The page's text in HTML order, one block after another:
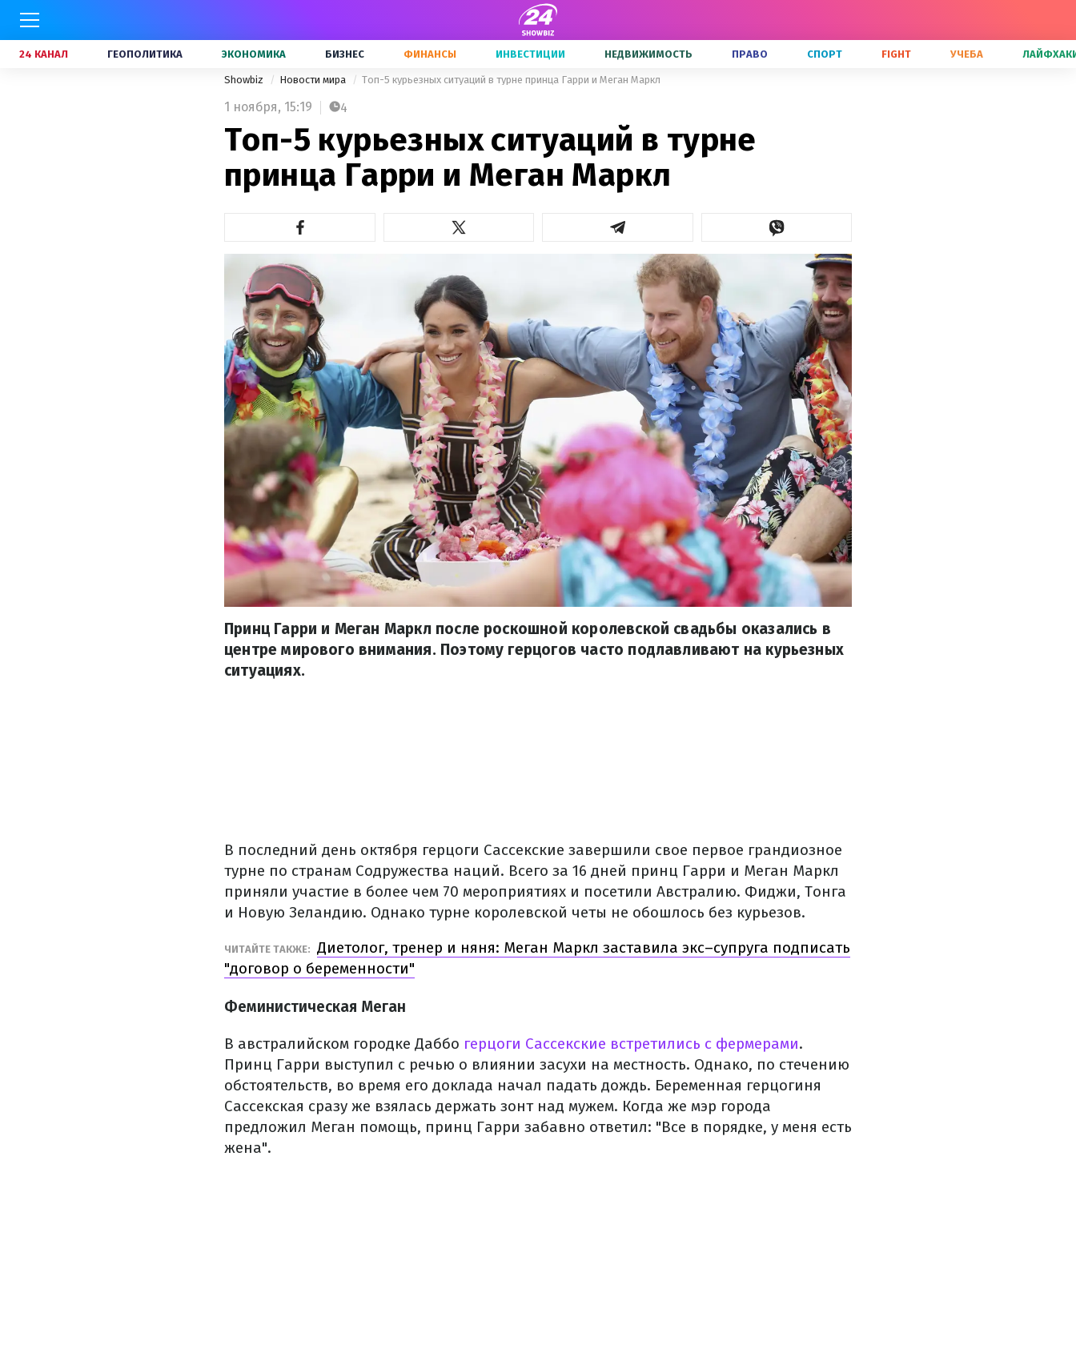
24 КАНАЛ ГЕОПОЛИТИКА ЭКОНОМИКА БИЗНЕС ФИНАНСЫ ИНВЕСТИЦИИ НЕДВИЖИМОСТЬ ПРАВО СПОРТ FIGHT УЧЕБА
Showbiz Новости мира Топ-5 курьезных ситуаций в турне принца Гарри и Меган Маркл
1 ноября, 15:19 4
Топ-5 курьезных ситуаций в турне
принца Гарри и Меган Маркл
Принц Гарри и Меган Маркл после роскошной королевской свадьбы оказались в
центре мирового внимания. Поэтому герцогов часто подлавливают на курьезных
ситуациях.
В последний день октября герцоги Сассекские завершили свое первое грандиозное
турне по странам Содружества наций. Всего за 16 дней принц Гарри и Меган Маркл
приняли участие в более чем 70 мероприятиях и посетили Австралию. Фиджи, Тонга
и Новую Зеландию. Однако турне королевской четы не обошлось без курьезов.
ЧИТАЙТЕ ТАКЖЕ: Диетолог, тренер и няня: Меган Маркл заставила экс–супруга подписать
"договор о беременности"
Феминистическая Меган
В австралийском городке Даббо герцоги Сассекские встретились с фермерами.
Принц Гарри выступил с речью о влиянии засухи на местность. Однако, по стечению
обстоятельств, во время его доклада начал падать дождь. Беременная герцогиня
Сассекская сразу же взялась держать зонт над мужем. Когда же мэр города
предложил Меган помощь, принц Гарри забавно ответил: "Все в порядке, у меня есть
жена".